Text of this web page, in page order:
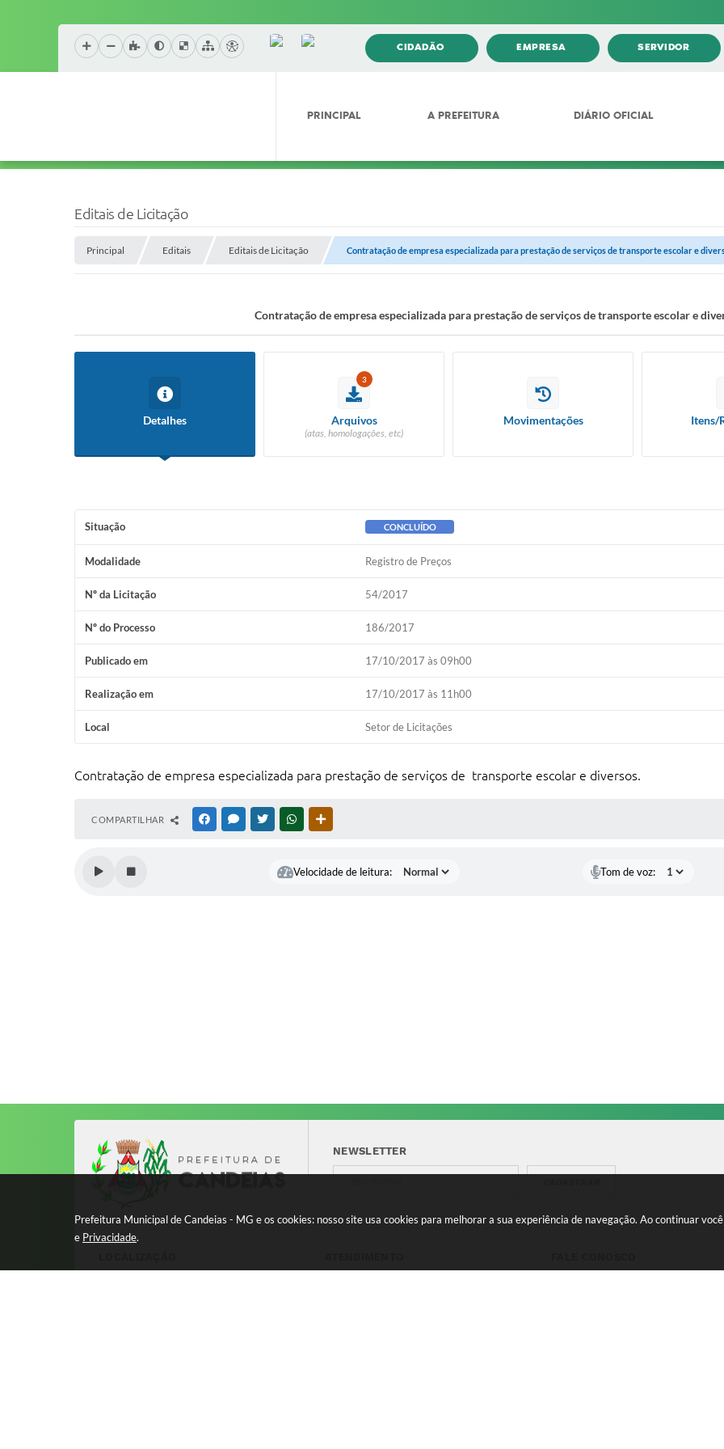
Prefeitura Municipal de Candeias - MG e os cookies: nosso site usa cookies para melhorar a sua experiência de navegação. Ao continuar
e Privacidade.
CIDADÃO EMPRESA SERVIDOR
PRINCIPAL A PREFEITURA DIÁRIO OFICIAL
Editais de Licitação
Principal Editais Editais de Licitação Contratação de empresa especializada para prestação de serviços de transporte escolar e
Contratação de empresa especializada para prestação de serviços de transporte escolar e
Detalhes
3
Arquivos
(atas, homologações, etc)
Movimentações Itens/
Situação CONCLUÍDO
Modalidade Registro de Preços
Nº da Licitação 54/2017
Nº do Processo 186/2017
Publicado em 17/10/2017 às 09h00
Realização em 17/10/2017 às 11h00
Local Setor de Licitações
Contratação de empresa especializada para prestação de serviços de transporte escolar e diversos.
COMPARTILHAR FACEBOOKMESSENGER
TWITTERWHATSAPP
Velocidade de leitura: Tom de voz:
NEWSLETTER
Avenida 17 de Dezembro, nº 240
Segunda-feira a Quinta 08:00 às
Telefone para contato: